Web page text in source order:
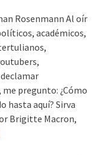
Rosenmann Al oír
académicos,
me pregunto: ¿Cómo
hasta aquí? Sirva
Brigitte Macron,